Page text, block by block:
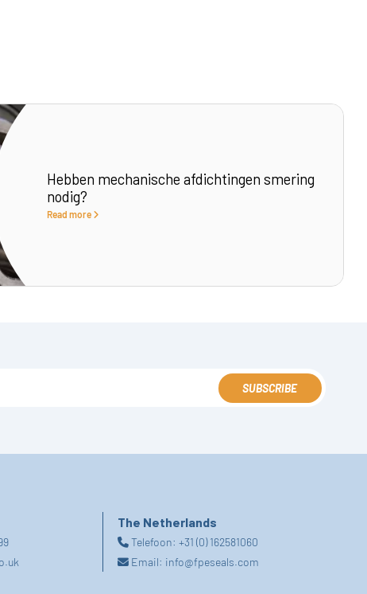
Hebben mechanische afdichtingen smering
nodig?
Read more
SUBSCRIBE
The Netherlands
Telefoon:+31 (0) 162581060
Email: info@fpeseals.com